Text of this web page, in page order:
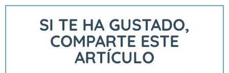
SI TE HA GUSTADO,
COMPARTE ESTE
ARTÍCULO